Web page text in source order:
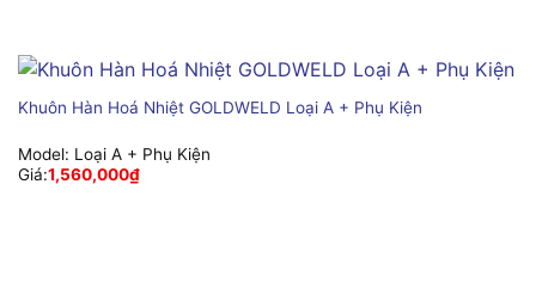
Khuôn Hàn Hoá Nhiệt GOLDWELD Loại A + Phụ Kiện
Model: Loại A + Phụ Kiện
Giá:1,560,000₫